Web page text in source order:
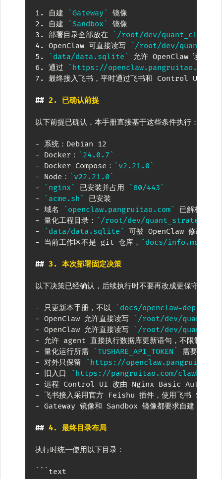
1. 自建 `Gateway`
2.
自建 `Sandbox`
3.
部署目录全部放在
`/root/dev/quant_claw`
4.
OpenClaw 可直接读写
`/root/dev/
5.
`data/data.sqlite`
6.
通过
`https://openclaw.pangruitao.com`
7.
最终接入飞书，平时通过飞书和 Control UI 控制
## 2. 已确认前提
以下前提已确认，本手册直接基于这些条件执行：
-
- Docker： `24.0.7`
- Docker Compose： `v2.21.0`
- Node： `v22.21.0`
-
`nginx` 已安装并占用
`80/443`
-
`acme.sh`
- 域名
`openclaw.pangruitao.com`
- 量化工程目录： `/root/dev/
-
`data/data.sqlite`
- 当前工作区不是 git 仓库， `docs/info.md`
## 3. 本次部署固定决策
以下决策已经确认，后续执行时不要再改成更保守方案：
- 只更新本手册，不以
`docs/openclaw-
- OpenClaw 允许直接读写
`/root/dev/
- OpenClaw 允许直接读写
`/root/dev/
-
- 量化运行所需
`TUSHARE_API_TOKEN`
- 对外只保留
`https://
- 旧入口
`https://pangruitao.com/clawbot/`
- 远程 Control UI 改由 Nginx Basic Auth 控制
-
- Gateway 镜像和 Sandbox 镜像都要求自建，不能
## 4. 最终目录布局
执行时统一使用以下目录：
``` text